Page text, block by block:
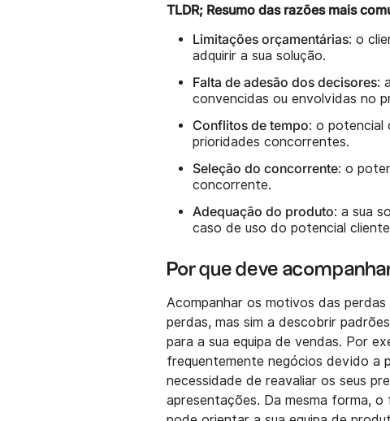
TLDR; Resumo das razões mais
Limitações orçamentárias: o
adquirir a sua solução.
Falta de adesão dos decisores:
convencidas ou envolvidas no
Conflitos de tempo: o potencial
prioridades concorrentes.
Seleção do concorrente: o
concorrente.
Adequação do produto: a sua
caso de uso do potencial
Por que deve
Acompanhar os motivos das
perdas, mas sim a descobrir
para a sua equipa de vendas. Por
frequentemente negócios devido a
necessidade de reavaliar os seus
apresentações. Da mesma forma,